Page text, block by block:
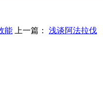
能 上一篇： 浅谈阿法拉伐